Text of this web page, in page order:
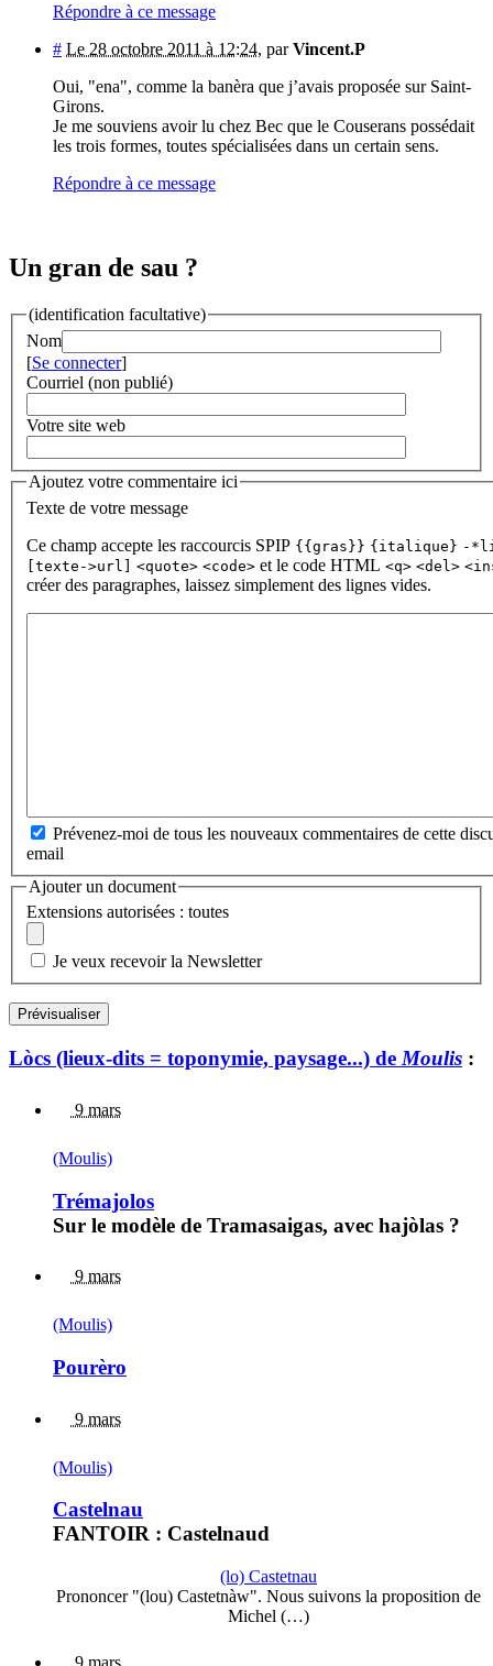
Répondre à ce message
# Le 28 octobre 2011 à 12:24, parVincent.P
Oui, "ena", comme la banèra que j’avais proposée sur Saint-
Girons.
Je me souviens avoir lu chez Bec que le Couserans possédait
les trois formes, toutes spécialisées dans un certain sens.
Répondre à ce message
Un gran de sau ?
(identification facultative)
Nom
[Se connecter]
Courriel (non publié)
Votre site web
Ajoutez votre commentaire ici
Texte de votre message
Ce champ accepte les raccourcis SPIP {{gras}} {italique} -
[texte->url]
<quote> <code> et le code HTML <q> <del>
créer des paragraphes, laissez simplement des lignes vides.
Prévenez-moi de tous les nouveaux commentaires de cette
email
Ajouter un document
Extensions autorisées : toutes
Je veux recevoir la Newsletter
Lòcs (lieux-dits = toponymie, paysage...) de Moulis :
9 mars
(Moulis)
Trémajolos
Sur le modèle de Tramasaigas, avec hajòlas ?
9 mars
(Moulis)
Pourèro
9 mars
(Moulis)
Castelnau
FANTOIR : Castelnaud
(lo) Castetnau
Prononcer "(lou) Castetnàw". Nous suivons la proposition de
Michel (…)